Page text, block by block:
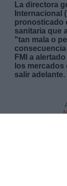
La directora
Internacional
pronosticado
sanitaria que
"tan mala o
consecuencia
FMI a
los
salir adelante.